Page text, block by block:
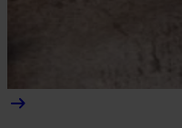
arrow_right_alt